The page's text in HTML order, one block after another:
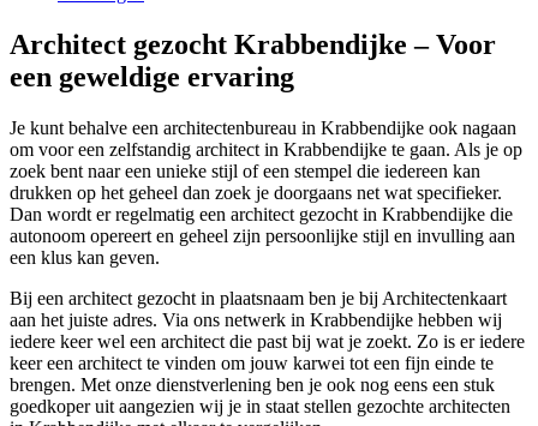
Architect gezocht Krabbendijke – Voor
een geweldige ervaring
Je kunt behalve een architectenbureau in Krabbendijke ook nagaan
om voor een zelfstandig architect in Krabbendijke te gaan. Als je op
zoek bent naar een unieke stijl of een stempel die iedereen kan
drukken op het geheel dan zoek je doorgaans net wat specifieker.
Dan wordt er regelmatig een architect gezocht in Krabbendijke die
autonoom opereert en geheel zijn persoonlijke stijl en invulling aan
een klus kan geven.
Bij een architect gezocht in plaatsnaam ben je bij Architectenkaart
aan het juiste adres. Via ons netwerk in Krabbendijke hebben wij
iedere keer wel een architect die past bij wat je zoekt. Zo is er iedere
keer een architect te vinden om jouw karwei tot een fijn einde te
brengen. Met onze dienstverlening ben je ook nog eens een stuk
goedkoper uit aangezien wij je in staat stellen gezochte architecten